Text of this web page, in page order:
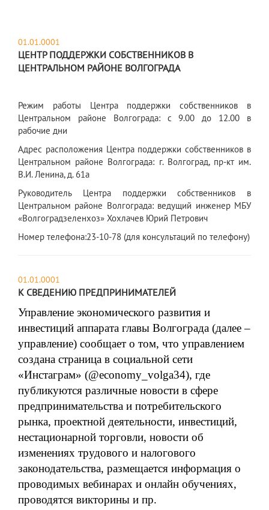
01.01.0001
ЦЕНТР ПОДДЕРЖКИ СОБСТВЕННИКОВ В
ЦЕНТРАЛЬНОМ РАЙОНЕ ВОЛГОГРАДА
Режим работы Центра поддержки собственников в
Центральном районе Волгограда: с 9.00 до 12.00 в
рабочие дни
Адрес расположения Центра поддержки собственников в
Центральном районе Волгограда: г. Волгоград, пр-кт им.
В.И. Ленина, д. 61а
Руководитель Центра поддержки собственников в
Центральном районе Волгограда: ведущий инженер МБУ
«Волгоградзеленхоз» Хохлачев Юрий Петрович
Номер телефона:23-10-78 (для консультаций по телефону)
01.01.0001
К СВЕДЕНИЮ ПРЕДПРИНИМАТЕЛЕЙ
Управление экономического развития и
инвестиций аппарата главы Волгограда (далее –
управление) сообщает о том, что управлением
создана страница в социальной сети
«Инстаграм» (@economy volga34), где
публикуются различные новости в сфере
предпринимательства и потребительского
рынка, проектной деятельности, инвестиций,
нестационарной торговли, новости об
изменениях трудового и налогового
законодательства, размещается информация о
проводимых вебинарах и онлайн обучениях,
проводятся викторины и пр.